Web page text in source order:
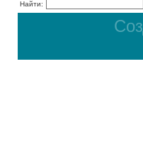
Найти: